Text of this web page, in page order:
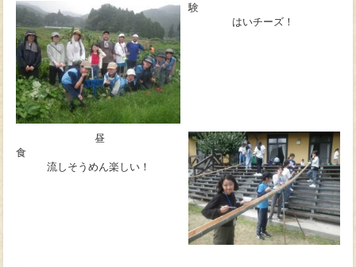
はいチーズ！
昼
食
流しそうめん楽しい！